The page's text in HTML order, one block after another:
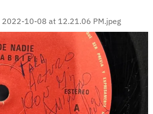
2022-10-08 at 12.21.06 PM.jpeg